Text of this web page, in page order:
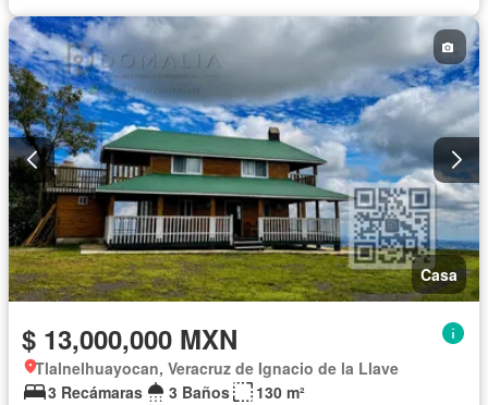
Casa
$ 13,000,000 MXN
Tlalnelhuayocan, Veracruz de Ignacio de la Llave
3 Recámaras
3 Baños
130 m²